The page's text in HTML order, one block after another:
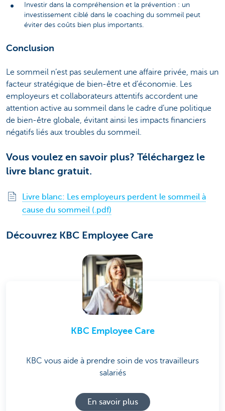
Investir dans la compréhension et la prévention : un
investissement ciblé dans le coaching du sommeil peut
éviter des coûts bien plus importants.
Conclusion
Le sommeil n’est pas seulement une affaire privée, mais un
facteur stratégique de bien-être et d’économie. Les
employeurs et collaborateurs attentifs accordent une
attention active au sommeil dans le cadre d’une politique
de bien-être globale, évitant ainsi les impacts financiers
négatifs liés aux troubles du sommeil.
Vous voulez en savoir plus? Téléchargez le
livre blanc gratuit.
Livre blanc: Les employeurs perdent le sommeil à
cause du sommeil (.pdf)
Découvrez KBC Employee Care
KBC Employee Care
KBC vous aide à prendre soin de vos travailleurs
salariés
En savoir plus